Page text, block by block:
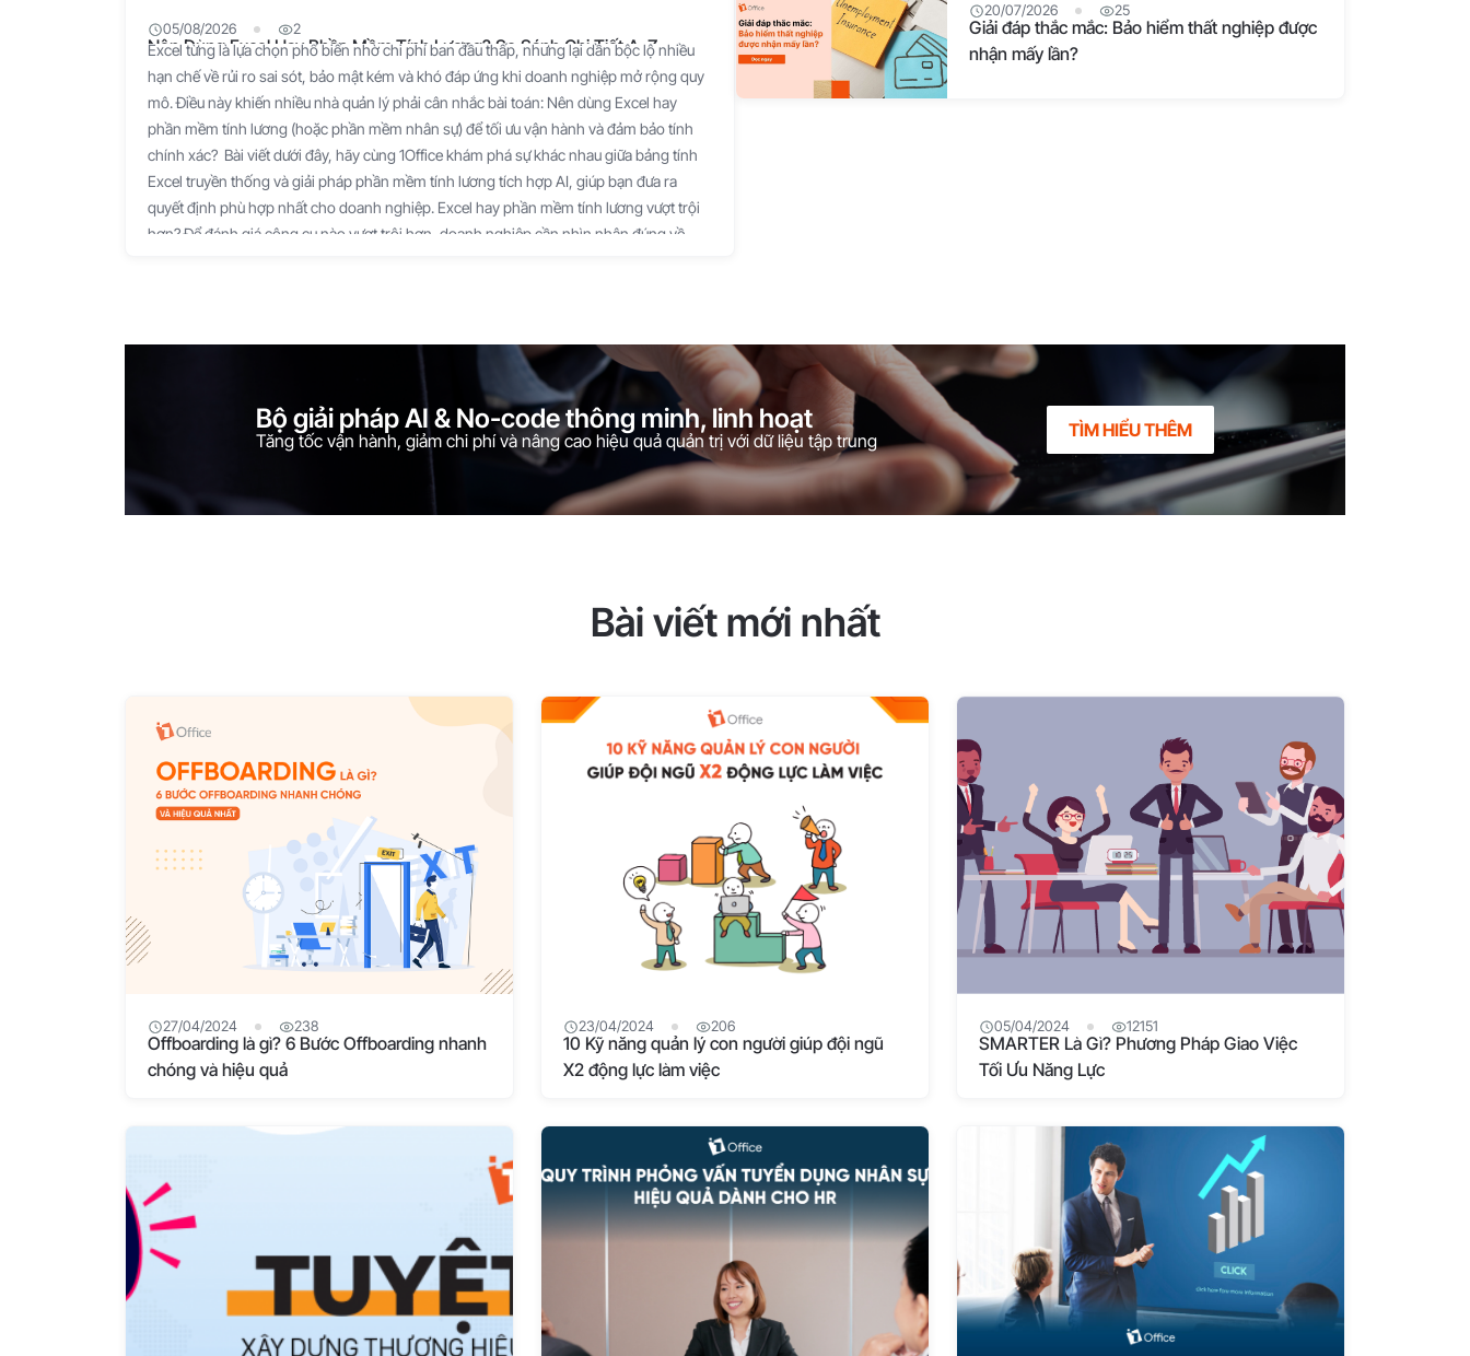
05/08/2026 2
Nên Dùng Excel Hay Phần Mềm Tính Lương? So Sánh Chi Tiết A-Z
Excel từng là lựa chọn phổ biến nhờ chi phí ban đầu thấp, nhưng lại dần bộc lộ nhiều
hạn chế về rủi ro sai sót, bảo mật kém và khó đáp ứng khi doanh nghiệp mở rộng quy
mô. Điều này khiến nhiều nhà quản lý phải cân nhắc bài toán: Nên dùng Excel hay
phần mềm tính lương (hoặc phần mềm nhân sự) để tối ưu vận hành và đảm bảo tính
chính xác? Bài viết dưới đây, hãy cùng 1Office khám phá sự khác nhau giữa bảng tính
Excel truyền thống và giải pháp phần mềm tính lương tích hợp AI, giúp bạn đưa ra
quyết định phù hợp nhất cho doanh nghiệp. Excel hay phần mềm tính lương vượt trội
hơn? Để đánh giá công cụ nào vượt trội hơn, doanh nghiệp cần nhìn nhận đúng về
sánh chi tiết trên các tiêu chí quan trọng: Tiêu chí so sánh Tính lương bằng Excel Phần
mềm tính lương (AI/Cloud) Công cụ vượt trội Chi phí ban đầu Miễn phí (đã có sẵn trong
bộ Office), không mất phí bản quyền hàng tháng. Trả phí theo dạng thuê bao (SaaS)
dựa trên số lượng nhân sự/tháng. Excel (Tối ưu ngắn hạn) Tốc độ & Tự động hóa Chậm
(Mất 2 - 5 ngày/kỳ lương). Phải copy-paste dữ liệu chấm công, đơn phép thủ công.
Nhanh (Mất 15
20/07/2026 25
Giải đáp thắc mắc: Bảo hiểm thất nghiệp được
nhận mấy lần?
Bộ giải pháp AI & No-code thông minh, linh hoạt
Tăng tốc vận hành, giảm chi phí và nâng cao hiệu quả quản trị với dữ liệu tập trung TÌM HIỂU THÊM
Bài viết mới nhất
27/04/2024 238
Offboarding là gì? 6 Bước Offboarding nhanh
chóng và hiệu quả
23/04/2024 206
10 Kỹ năng quản lý con người giúp đội ngũ
X2 động lực làm việc
05/04/2024 12151
SMARTER Là Gì? Phương Pháp Giao Việc
Tối Ưu Năng Lực